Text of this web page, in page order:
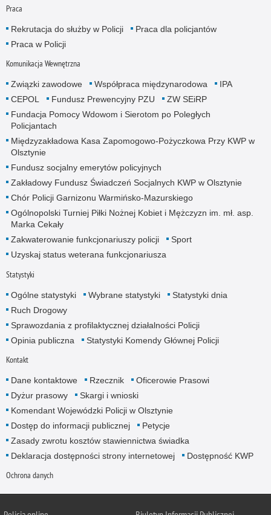
Praca
Rekrutacja do służby w Policji
Praca dla policjantów
Praca w Policji
Komunikacja Wewnętrzna
Związki zawodowe Współpraca międzynarodowa
IPA
CEPOL
Fundusz Prewencyjny PZU
ZW SEiRP
Fundacja Pomocy Wdowom i Sierotom po Poległych
Policjantach
Międzyzakładowa Kasa Zapomogowo-Pożyczkowa Przy KWP w
Olsztynie
Fundusz socjalny emerytów policyjnych
Zakładowy Fundusz Świadczeń Socjalnych KWP w Olsztynie
Chór Policji Garnizonu Warmińsko-Mazurskiego
Ogólnopolski Turniej Piłki Nożnej Kobiet i Mężczyzn im. mł. asp.
Marka Cekały
Zakwaterowanie funkcjonariuszy policji
Sport
Uzyskaj status weterana funkcjonariusza
Statystyki
Ogólne statystyki Wybrane statystyki
Statystyki dnia
Ruch Drogowy
Sprawozdania z profilaktycznej działalności Policji
Opinia publiczna
Statystyki Komendy Głównej Policji
Kontakt
Dane kontaktowe Rzecznik
Oficerowie Prasowi
Dyżur prasowy
Skargi i wnioski
Komendant Wojewódzki Policji w Olsztynie
Dostęp do informacji publicznej
Petycje
Zasady zwrotu kosztów stawiennictwa świadka
Deklaracja dostępności strony internetowej
Dostępność KWP
Ochrona danych